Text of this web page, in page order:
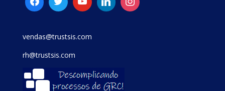
vendas@trustsis.com
rh@trustsis.com